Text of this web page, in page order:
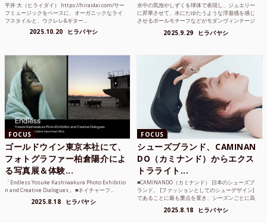
平井 大（ヒライダイ） https://hiraidai.com/サー
フミュージックをベースに、オーガニックなライ
フスタイルと、ウクレレ&ギター...
2025.10.20 ヒラバヤシ
水中の気泡やしずくを球体で表現し、ジュエリー
に昇華させて、水にたゆたうような浮遊感を感じ
させるボールモチーフなどがモダンヴィンテージ
2025.9.29 ヒラバヤシ
FOCUS
ゴールドウイン東京本社にて、
フォトグラファー柏倉陽介によ
る写真展＆体験...
「Endless Yosuke Kashiwakura Photo Exhibitio
n and Creative Dialogues」 ■ネイチャーフ...
2025.8.18 ヒラバヤシ
FOCUS
シューズブランド、CAMINAN
DO（カミナンド）からエクス
トラライト...
■CAMINANDO（カミナンド） 日本のシューズブ
ランド。 [ファッションとしてのシューデザイン]
であることに最も重点を置き、シーズンごとに高
2025.8.18 ヒラバヤシ